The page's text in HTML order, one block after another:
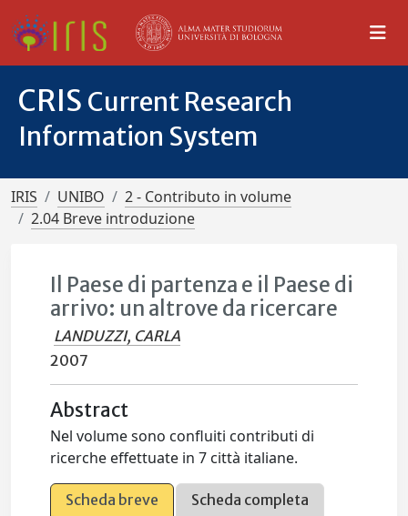
CRIS Current Research
Information System
IRIS UNIBO
2 - Contributo in volume
2.04 Breve introduzione
Il Paese di partenza e il Paese di
arrivo: un altrove da ricercare
LANDUZZI, CARLA
2007
Abstract
Nel volume sono confluiti contributi di
ricerche effettuate in 7 città italiane.
Scheda breve
Scheda completa